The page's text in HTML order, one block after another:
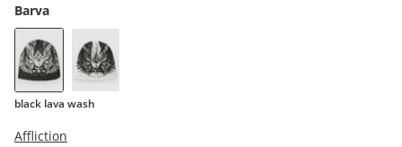
Barva
black lava wash
Affliction